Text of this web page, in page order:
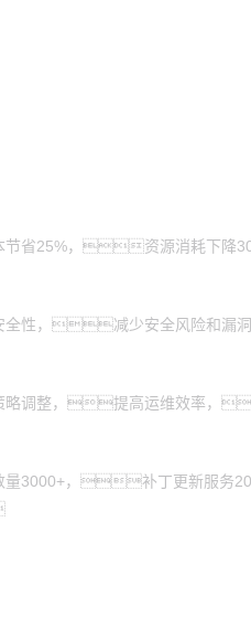
节省25%，资源消耗下
全性，减少安全风险和
略调整，提高运维效率，
量3000+，补丁更新服务